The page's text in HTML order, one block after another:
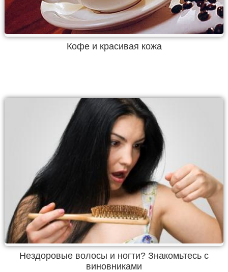
Кофе и красивая кожа
Нездоровые волосы и ногти? Знакомьтесь с
виновниками